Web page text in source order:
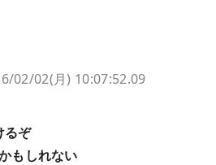
02/02(月) 10:07:52.09
るぞ
もしれない